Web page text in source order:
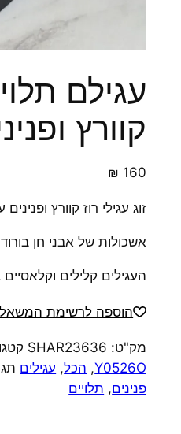
עגילם
קוורץ
₪ 160
זוג עגילי רוז קוורץ ופנינים
אשכולות של אבני חן בורוד
העגילים קלילים
הוספה לרשימת
מק"ט: SHAR23636
Y0526O
, הכל, עגילים
פנינים, תלויים